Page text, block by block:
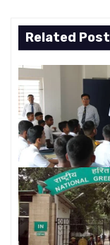
s
t
n
a
v
i
g
a
Related Post